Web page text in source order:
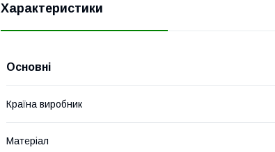
Характеристики
Основні
Країна виробник
Матеріал